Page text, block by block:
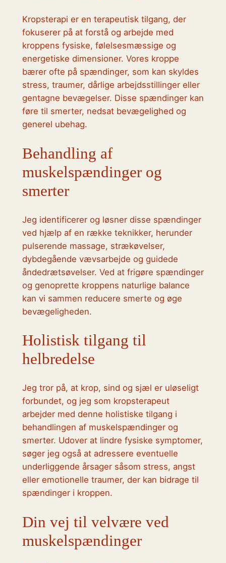
Kropsterapi er en terapeutisk tilgang, der
fokuserer på at forstå og arbejde med
kroppens fysiske, følelsesmæssige og
energetiske dimensioner. Vores kroppe
bærer ofte på spændinger, som kan skyldes
stress, traumer, dårlige arbejdsstillinger eller
gentagne bevægelser. Disse spændinger kan
føre til smerter, nedsat bevægelighed og
generel ubehag.
Behandling af
muskelspændinger og
smerter
Jeg identificerer og løsner disse spændinger
ved hjælp af en række teknikker, herunder
pulserende massage, strækøvelser,
dybdegående vævsarbejde og guidede
åndedrætsøvelser. Ved at frigøre spændinger
og genoprette kroppens naturlige balance
kan vi sammen reducere smerte og øge
bevægeligheden.
Holistisk tilgang til
helbredelse
Jeg tror på, at krop, sind og sjæl er uløseligt
forbundet, og jeg som kropsterapeut
arbejder med denne holistiske tilgang i
behandlingen af muskelspændinger og
smerter. Udover at lindre fysiske symptomer,
søger jeg også at adressere eventuelle
underliggende årsager såsom stress, angst
eller emotionelle traumer, der kan bidrage til
spændinger i kroppen.
Din vej til velvære ved
muskelspændinger